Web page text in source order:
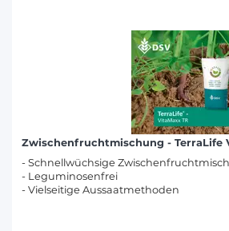
Zwischenfruchtmischung - TerraLife
- Schnellwüchsige
- Leguminosenfrei
- Vielseitige Aussaatmethoden